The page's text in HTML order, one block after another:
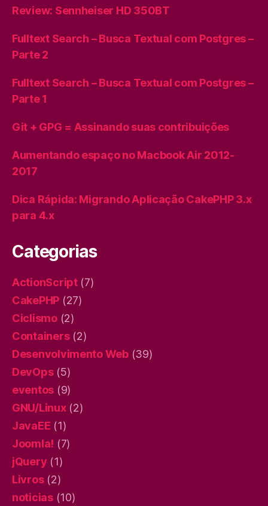
Review: Sennheiser HD 350BT
Fulltext Search – Busca Textual com Postgres –
Parte 2
Fulltext Search – Busca Textual com Postgres –
Parte 1
Git + GPG = Assinando suas contribuições
Aumentando espaço no Macbook Air 2012-
2017
Dica Rápida: Migrando Aplicação CakePHP 3.x
para 4.x
Categorias
ActionScript(7)
CakePHP (27)
Ciclismo(2)
Containers(2)
Desenvolvimento Web(39)
DevOps(5)
eventos (9)
GNU/Linux(2)
JavaEE (1)
Joomla! (7)
jQuery (1)
Livros(2)
noticias(10)